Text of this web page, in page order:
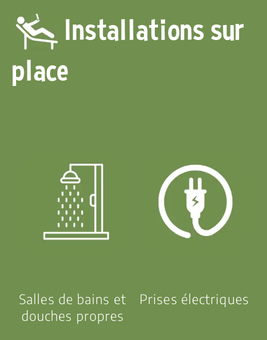
Installations sur
place
Salles de bains et
douches propres
Prises électriques